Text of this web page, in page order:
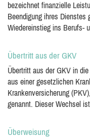
bezeichnet finanzielle
Beendigung ihres Dienstes
Wiedereinstieg ins Berufs-
Übertritt aus der GKV
Übertritt aus der GKV in
aus einer gesetzlichen
Krankenversicherung
genannt. Dieser Wechsel
Überweisung